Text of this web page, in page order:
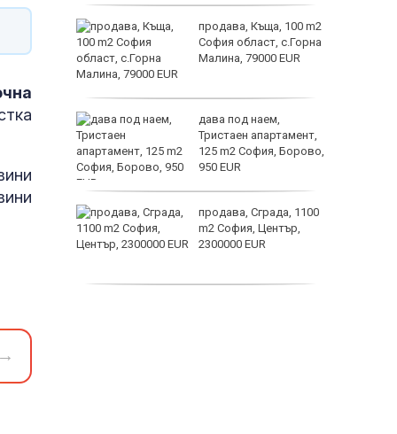
продава, Къща, 100 m2
София област, с.Горна
Малина, 79000 EUR
дава под наем,
Тристаен апартамент,
125 m2 София, Борово,
950 EUR
продава, Сграда, 1100
m2 София, Център,
2300000 EUR